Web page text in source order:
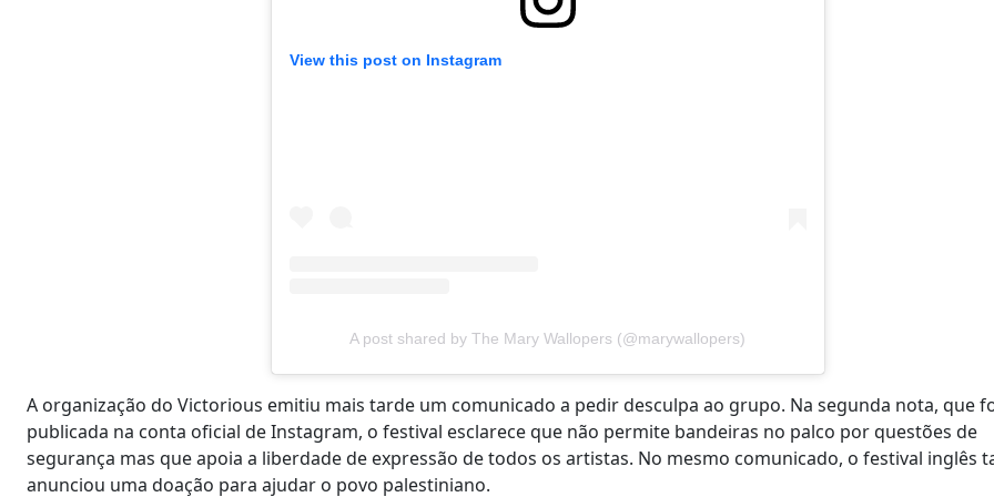
View this post on Instagram
A post shared by The Mary Wallopers (@marywallopers)
A organização do Victorious emitiu mais tarde um comunicado a pedir desculpa ao grupo. Na segunda nota, que
publicada na conta oficial de Instagram, o festival esclarece que não permite bandeiras no palco por questões de
segurança mas que apoia a liberdade de expressão de todos os artistas. No mesmo comunicado, o festival inglês
anunciou uma doação para ajudar o povo palestiniano.